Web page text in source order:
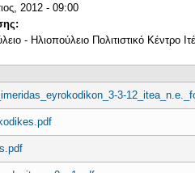
2012 - 09:00
- Ηλιοπούλειο Πολιτιστικό Κέντρο
3-